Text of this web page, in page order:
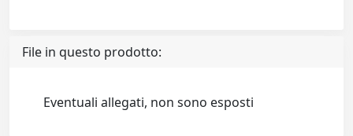
File in questo prodotto:
Eventuali allegati, non sono esposti